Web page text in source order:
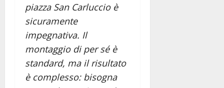
piazza San Carluccio è
sicuramente
impegnativa. Il
montaggio di per sé è
standard, ma il risultato
è complesso: bisogna